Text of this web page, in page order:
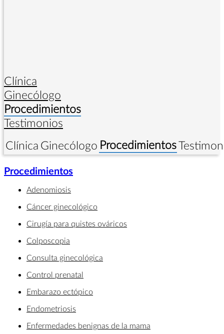
Clínica
Ginecólogo
Procedimientos
Testimonios
Clínica Ginecólogo Procedimientos
Procedimientos
Adenomiosis
Cáncer ginecológico
Cirugía para quistes ováricos
Colposcopia
Consulta ginecológica
Control prenatal
Embarazo ectópico
Endometriosis
Enfermedades benignas de la mama